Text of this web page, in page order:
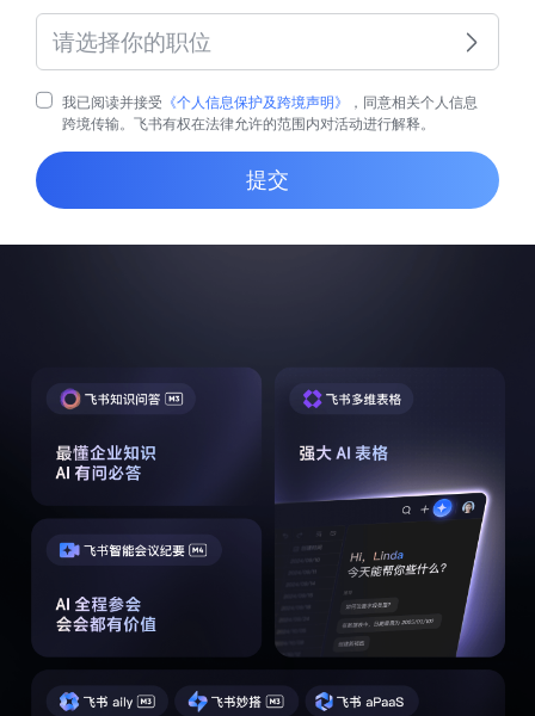
请选择你的职位
我已阅读并接受 《个人信息保护及跨境声明》
，同意相关个人信息
跨境传输。飞书有权在法律允许的范围内对活动进行解释。
提交